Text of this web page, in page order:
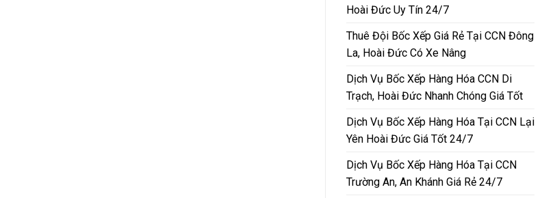
Hoài Đức Uy Tín 24/7
Thuê Đội Bốc Xếp Giá Rẻ Tại CCN Đông
La, Hoài Đức Có Xe Nâng
Dịch Vụ Bốc Xếp Hàng Hóa CCN Di
Trạch, Hoài Đức Nhanh Chóng Giá Tốt
Dịch Vụ Bốc Xếp Hàng Hóa Tại CCN Lại
Yên Hoài Đức Giá Tốt 24/7
Dịch Vụ Bốc Xếp Hàng Hóa Tại CCN
Trường An, An Khánh Giá Rẻ 24/7